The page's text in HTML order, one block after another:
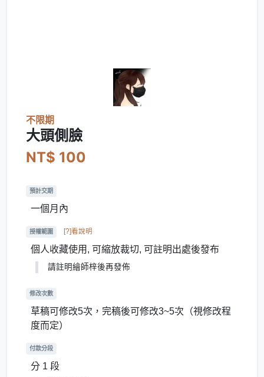
不限期
大頭側臉
NT$ 100
預計交期
一個月內
授權範圍 [?]看說明
個人收藏使用, 可縮放裁切, 可註明出處後發布
請註明繪師梓後再發佈
修改次數
草稿可修改5次，完稿後可修改3~5次（視修改程
度而定）
付款分段
分 1 段